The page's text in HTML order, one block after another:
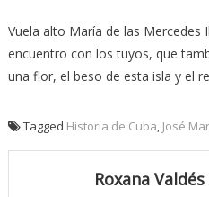
Vuela alto María de las Mercedes
encuentro con los tuyos, que
una flor, el beso de esta isla y el
Tagged Historia de Cuba José
Roxana